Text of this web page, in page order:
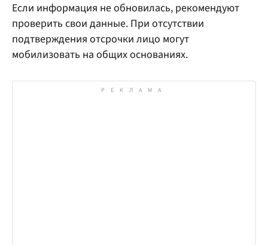
Если информация не обновилась, рекомендуют
проверить свои данные. При отсутствии
подтверждения отсрочки лицо могут
мобилизовать на общих основаниях.